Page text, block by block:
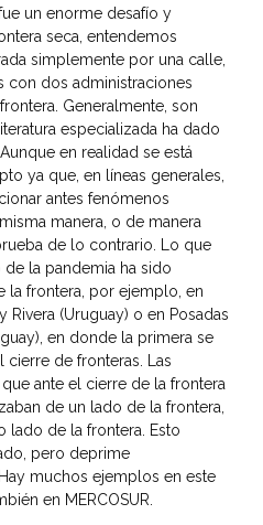
un enorme desafío y
seca, entendemos
simplemente por una calle,
con dos administraciones
Generalmente, son
especializada ha dado
en realidad se está
ya que, en líneas generales,
antes fenómenos
manera, o de manera
de lo contrario. Lo que
la pandemia ha sido
la frontera, por ejemplo, en
Rivera (Uruguay) o en Posadas
en donde la primera se
de fronteras. Las
ante el cierre de la frontera
de un lado de la frontera,
lado de la frontera. Esto
pero deprime
muchos ejemplos en este
en MERCOSUR.